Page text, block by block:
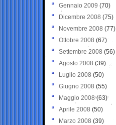
Gennaio 2009 (70)
Dicembre 2008 (75)
Novembre 2008 (77)
Ottobre 2008 (67)
Settembre 2008 (56)
Agosto 2008 (39)
Luglio 2008 (50)
Giugno 2008 (55)
Maggio 2008(63)
Aprile 2008 (50)
Marzo 2008 (39)